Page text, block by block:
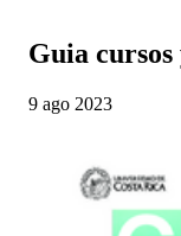
Guia
9 ago 2023